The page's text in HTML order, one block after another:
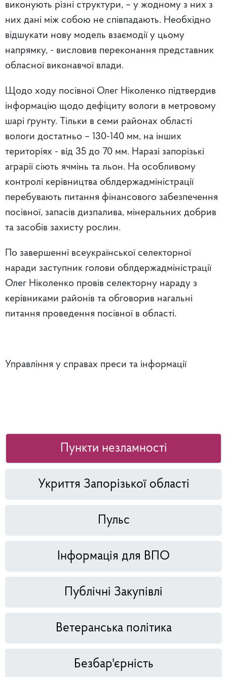
виконують різні структури, – у жодному з них з
них дані між собою не співпадають. Необхідно
відшукати нову модель взаємодії у цьому
напрямку, - висловив переконання представник
обласної виконавчої влади.
Щодо ходу посівної Олег Ніколенко підтвердив
інформацію щодо дефіциту вологи в метровому
шарі ґрунту. Тільки в семи районах області
вологи достатньо – 130-140 мм, на інших
територіях - від 35 до 70 мм. Наразі запорізькі
аграрії сіють ячмінь та льон. На особливому
контролі керівництва облдержадміністрації
перебувають питання фінансового забезпечення
посівної, запасів дизпалива, мінеральних добрив
та засобів захисту рослин.
По завершенні всеукраїнської селекторної
наради заступник голови облдержадміністрації
Олег Ніколенко провів селекторну нараду з
керівниками районів та обговорив нагальні
питання проведення посівної в області.
Управління у справах преси та інформації
Пункти незламності
Укриття Запорізької області
Пульс
Інформація для ВПО
Публічні Закупівлі
Ветеранська політика
Безбар'єрність